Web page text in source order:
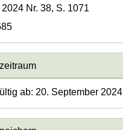
Nr. 38, S. 1071
ab: 20. September 2024